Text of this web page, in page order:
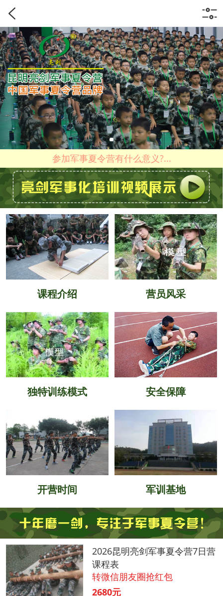
参加军事夏令营有什么意义?...
课程介绍 营员风采
独特训练模式 安全保障
开营时间 军训基地
2026昆明亮剑军事夏令营7日营
课程表
转微信朋友圈抢红包
2680元